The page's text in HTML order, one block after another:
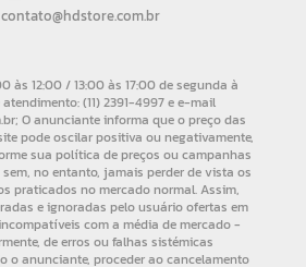
contato@hdstore.com.br